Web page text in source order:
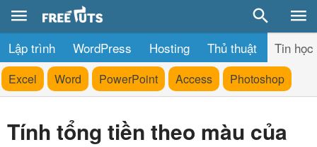
Lập trình WordPress Hosting Thủ thuật Tin học
Excel Word PowerPoint Access Photoshop
Tính tổng tiền theo màu của